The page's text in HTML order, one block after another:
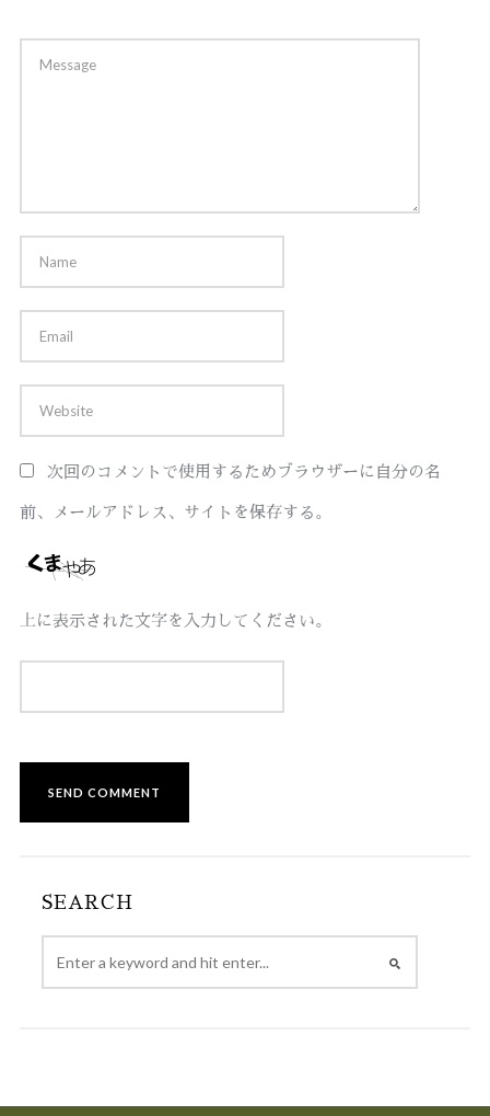
次回のコメントで使用するためブラウザーに自分の名
前、メールアドレス、サイトを保存する。
上に表示された文字を入力してください。
SEARCH